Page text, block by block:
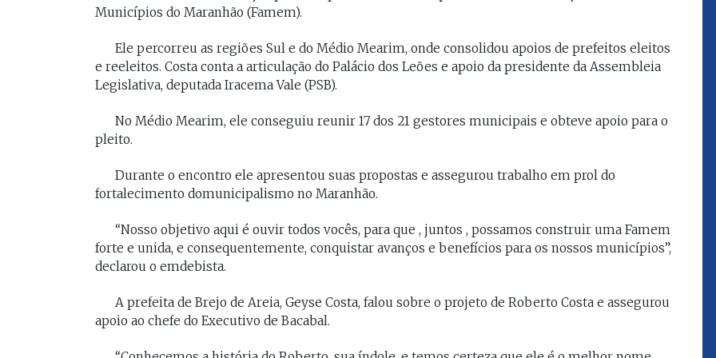
Municípios do Maranhão (Famem).
Ele percorreu as regiões Sul e do Médio Mearim, onde consolidou apoios de prefeitos eleitos
e reeleitos. Costa conta a articulação do Palácio dos Leões e apoio da presidente da Assembleia
Legislativa, deputada Iracema Vale (PSB).
No Médio Mearim, ele conseguiu reunir 17 dos 21 gestores municipais e obteve apoio para o
pleito.
Durante o encontro ele apresentou suas propostas e assegurou trabalho em prol do
fortalecimento domunicipalismo no Maranhão.
“Nosso objetivo aqui é ouvir todos vocês, para que , juntos , possamos construir uma Famem
forte e unida, e consequentemente, conquistar avanços e benefícios para os nossos municípios”,
declarou o emdebista.
A prefeita de Brejo de Areia, Geyse Costa, falou sobre o projeto de Roberto Costa e assegurou
apoio ao chefe do Executivo de Bacabal.
porque nós temos
divergências, somos da
geração.
FELIPE CAMARÃO
Procurador federal de
UFMA, foi presidente do
Procon/MA e atuou como
secretários da Segep,
vice-governador do
Maranhão desde 2023.
Vossa Excelência que eu estou
fora."
PAULO VELTEN
maranhense desde março
da Magistratura do
Maranhão (ESMAM) no
biênio 2017/2018 e de
do Maranhão no biênio
2020/2022. Foi presidente
FROZ SOBRINHO
onde foi Promotor de
Justiça. Como
da Justiça do Maranhão no
biênio 2024/2026.